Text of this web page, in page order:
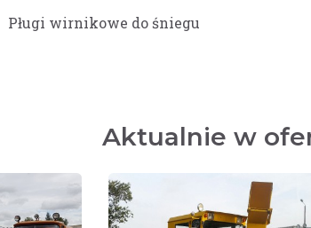
Pługi wirnikowe do śniegu
Aktualnie w